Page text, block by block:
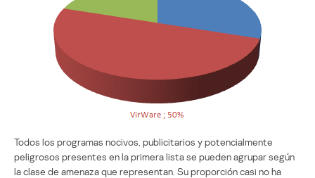
Todos los programas nocivos, publicitarios y potencialmente
peligrosos presentes en la primera lista se pueden agrupar según
la clase de amenaza que representan. Su proporción casi no ha